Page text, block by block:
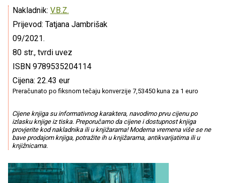
Nakladnik: V.B.Z.
Prijevod: Tatjana Jambrišak
09/2021.
80 str., tvrdi uvez
ISBN 9789535204114
Cijena: 22.43 eur
Preračunato po fiksnom tečaju konverzije 7,53450 kuna za 1 euro
Cijene knjiga su informativnog karaktera, navodimo prvu cijenu po
izlasku knjige iz tiska. Preporučamo da cijene i dostupnost knjiga
provjerite kod nakladnika ili u knjižarama! Moderna vremena više se ne
bave prodajom knjiga, potražite ih u knjižarama, antikvarijatima ili u
knjižnicama.